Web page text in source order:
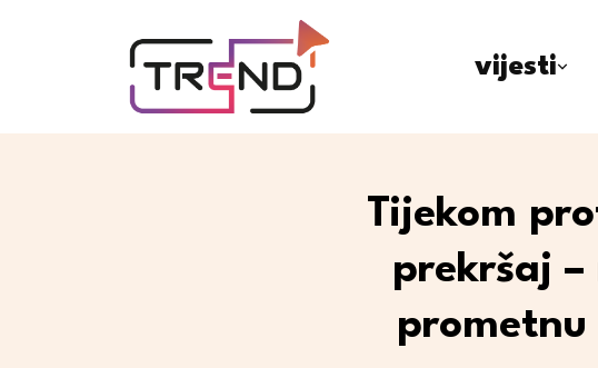
vijesti
Tijekom
prekršaj
prometnu